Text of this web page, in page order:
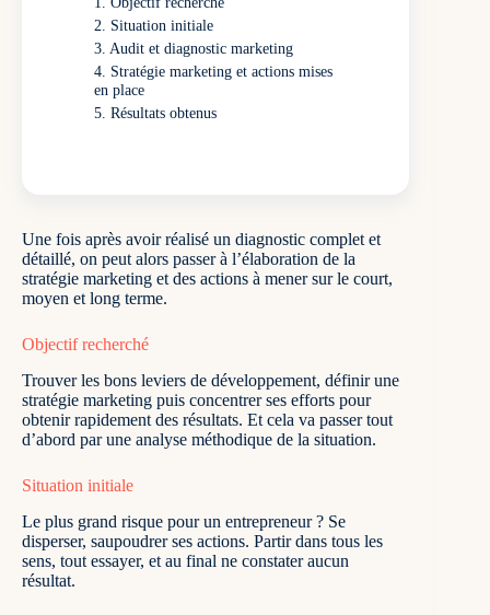
Situation initiale
Audit et diagnostic marketing
Stratégie marketing et actions mises
en place
Résultats obtenus
Une fois après avoir réalisé un diagnostic complet et
détaillé, on peut alors passer à l’élaboration de la
stratégie marketing et des actions à mener sur le court,
moyen et long terme.
Objectif recherché
Trouver les bons leviers de développement, définir une
stratégie marketing puis concentrer ses efforts pour
obtenir rapidement des résultats. Et cela va passer tout
d’abord par une analyse méthodique de la situation.
Situation initiale
Le plus grand risque pour un entrepreneur ? Se
disperser, saupoudrer ses actions. Partir dans tous les
sens, tout essayer, et au final ne constater aucun
résultat.